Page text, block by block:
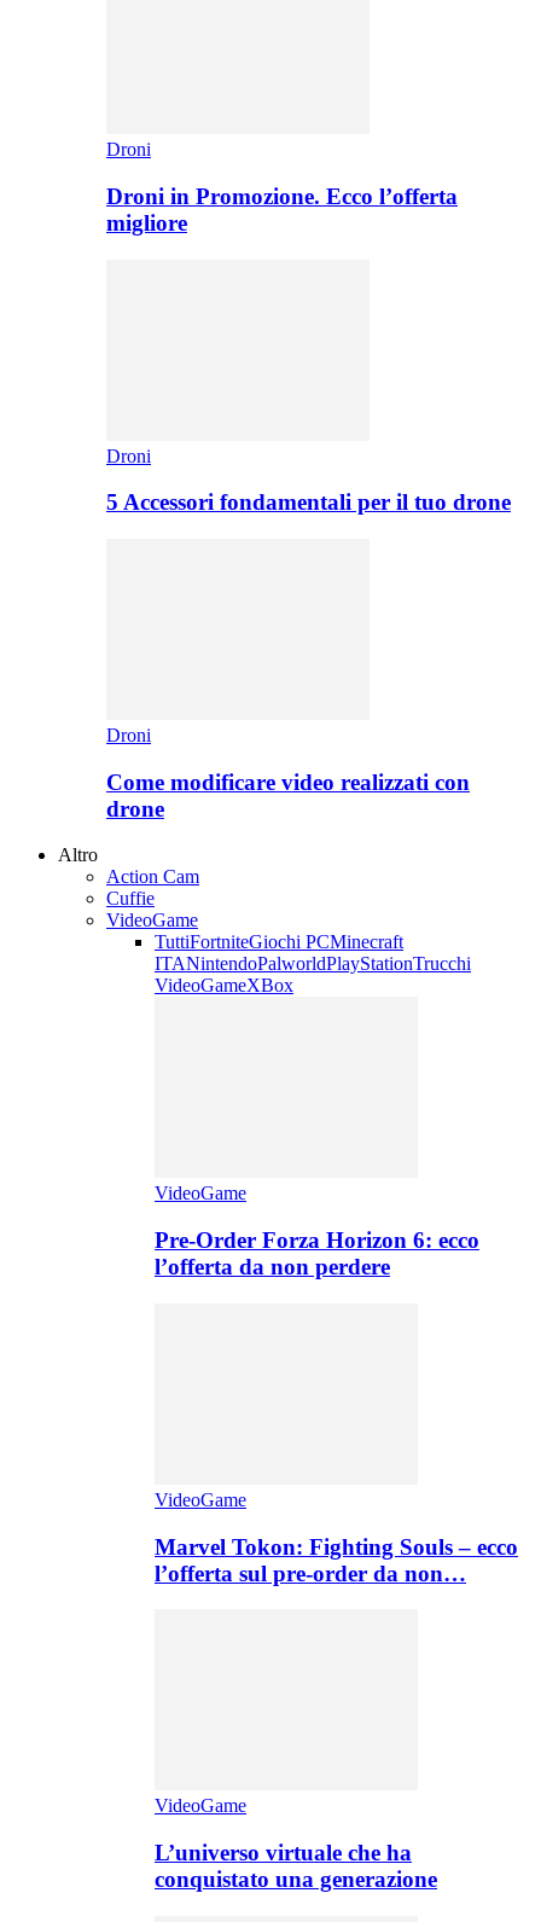
Droni
Droni in Promozione. Ecco l’offerta
migliore
Droni
5 Accessori fondamentali per il tuo drone
Droni
Come modificare video realizzati con
drone
Altro
Action Cam
Cuffie
VideoGame
TuttiFortniteGiochi PCMinecraft
ITANintendoPalworldPlayStationTrucchi
VideoGameXBox
VideoGame
Pre-Order Forza Horizon 6: ecco
l’offerta da non perdere
VideoGame
Marvel Tokon: Fighting Souls – ecco
l’offerta sul pre-order da non…
VideoGame
L’universo virtuale che ha
conquistato una generazione